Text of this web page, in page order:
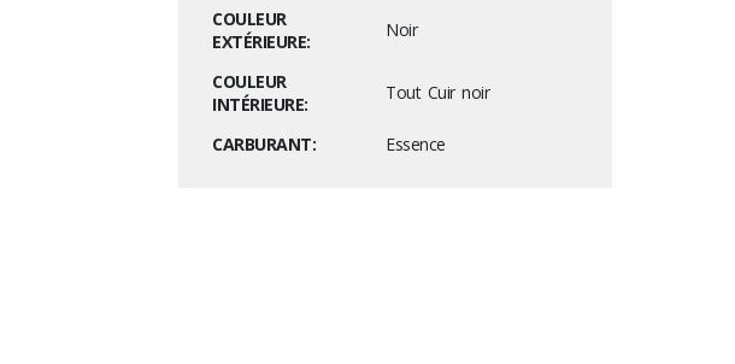
COULEUR
EXTÉRIEURE:
Noir
COULEUR
INTÉRIEURE:
Tout Cuir noir
CARBURANT: Essence